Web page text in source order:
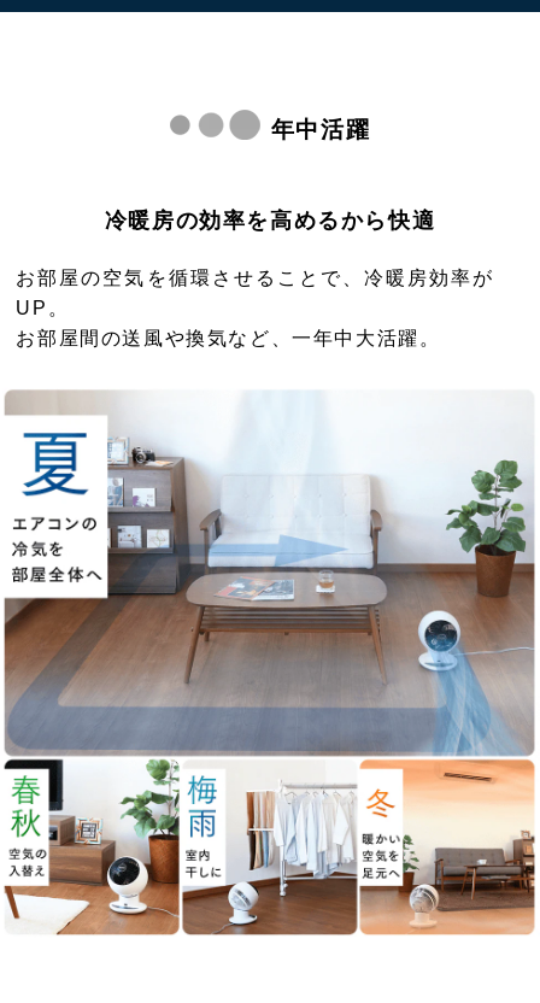
年中活躍
冷暖房の効率を高めるから快適
お部屋の空気を循環させることで、冷暖房効率が
UP。
お部屋間の送風や換気など、一年中大活躍。